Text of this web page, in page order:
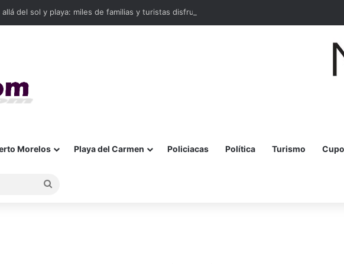
allá del sol y playa: miles de familias y turistas disfrutan la Festa della Pizza en Malecón
Morelos Playa del Carmen Policiacas Política Turismo